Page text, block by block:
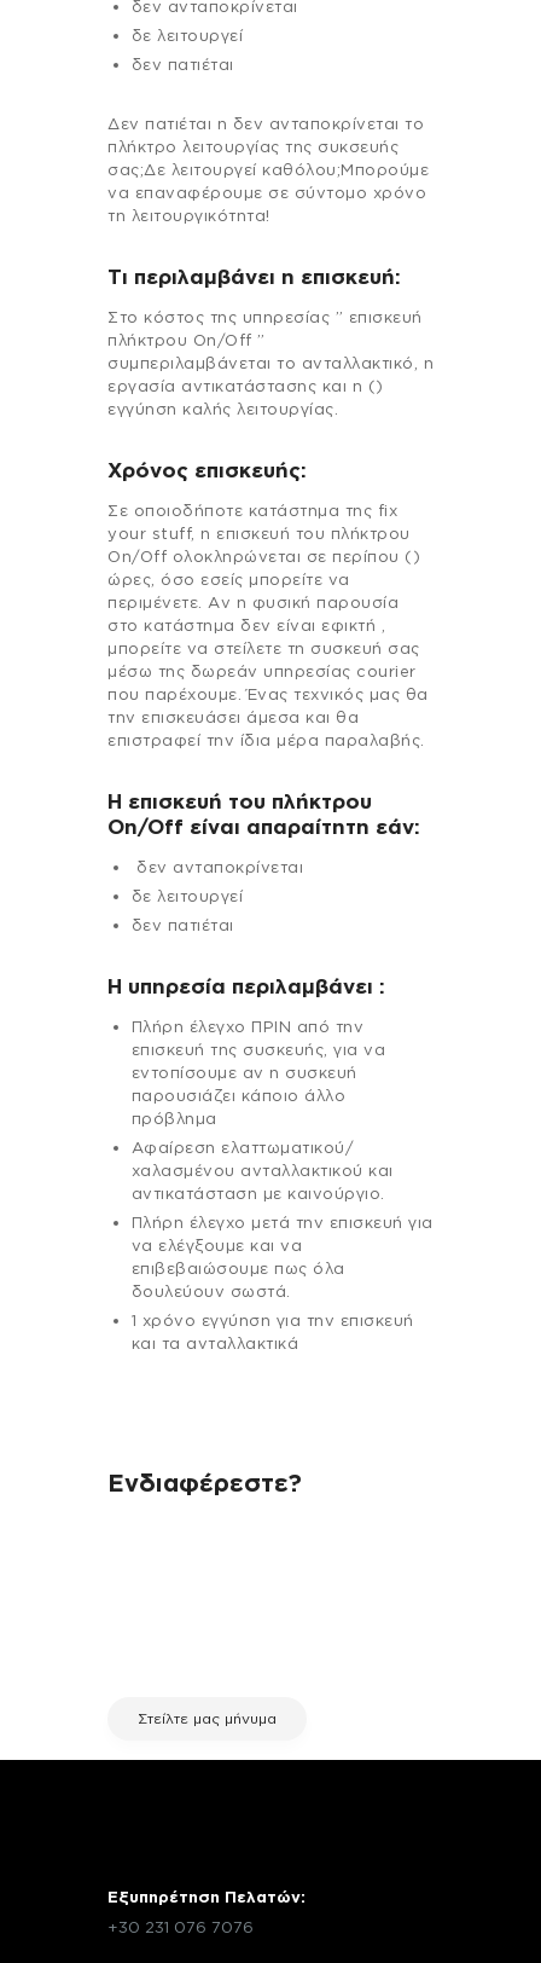
δεν ανταποκρίνεται
δε λειτουργεί
δεν πατιέται
Δεν πατιέται η δεν ανταποκρίνεται το
πλήκτρο λειτουργίας της συκσευής
σας;Δε λειτουργεί καθόλου;Μπορούμε
να επαναφέρουμε σε σύντομο χρόνο
τη λειτουργικότητα!
Τι περιλαμβάνει η επισκευή:
Στo κόστος της υπηρεσίας ” επισκευή
πλήκτρου On/Off ”
συμπεριλαμβάνεται το ανταλλακτικό, η
εργασία αντικατάστασης και η ()
εγγύηση καλής λειτουργίας.
Χρόνος επισκευής:
Σε οποιοδήποτε κατάστημα της fix
your stuff, η επισκευή του πλήκτρου
On/Off ολοκληρώνεται σε περίπου ()
ώρες, όσο εσείς μπορείτε να
περιμένετε. Αν η φυσική παρουσία
στο κατάστημα δεν είναι εφικτή ,
μπορείτε να στείλετε τη συσκευή σας
μέσω της δωρεάν υπηρεσίας courier
που παρέχουμε. Ένας τεχνικός μας θα
την επισκευάσει άμεσα και θα
επιστραφεί την ίδια μέρα παραλαβής.
Η επισκευή του πλήκτρου
On/Off είναι απαραίτητη εάν:
δεν ανταποκρίνεται
δε λειτουργεί
δεν πατιέται
H υπηρεσία περιλαμβάνει :
Πλήρη έλεγχο ΠΡΙΝ από την
επισκευή της συσκευής, για να
εντοπίσουμε αν η συσκευή
παρουσιάζει κάποιο άλλο
πρόβλημα
Αφαίρεση ελαττωματικού/
χαλασμένου ανταλλακτικού και
αντικατάσταση με καινούργιο.
Πλήρη έλεγχο μετά την επισκευή για
να ελέγξουμε και να
επιβεβαιώσουμε πως όλα
δουλεύουν σωστά.
1 χρόνο εγγύηση για την επισκευή
και τα ανταλλακτικά
Ενδιαφέρεστε?
Στείλτε μας μήνυμα
Εξυπηρέτηση Πελατών:
+30 231 076 7076